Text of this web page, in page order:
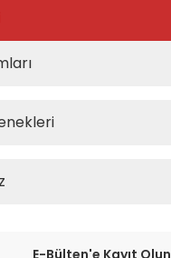
E-Bülten'e Kayıt Olun